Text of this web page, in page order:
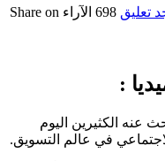
تعليق 698 الآراء Share on
:
عنه الكثيرين اليوم
في عالم التسويق.